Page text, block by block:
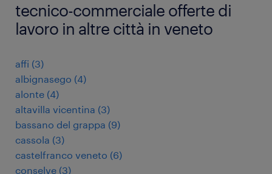
tecnico-commerciale offerte di
lavoro in altre città in veneto
affi (3)
albignasego (4)
alonte (4)
altavilla vicentina (3)
bassano del grappa (9)
cassola (3)
castelfranco veneto (6)
conselve (3)